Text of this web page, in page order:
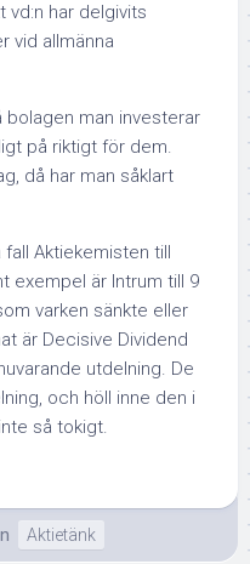
vd:n har delgivits
vid allmänna
bolagen man investerar
på riktigt för dem.
då har man såklart
fall Aktiekemisten till
exempel är Intrum till 9
varken sänkte eller
är Decisive Dividend
utdelning. De
och höll inne den i
så tokigt.
Aktietänk